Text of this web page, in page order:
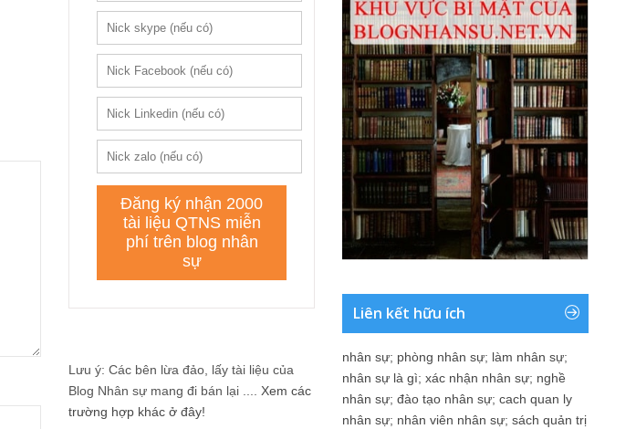
Lưu ý: Các bên lừa đảo, lấy tài liệu của
Blog Nhân sự mang đi bán lại .... Xem các
trường hợp khác ở đây!
Liên kết hữu ích
nhân sự; phòng nhân sự; làm nhân sự;
nhân sự là gì; xác nhận nhân sự; nghề
nhân sự; đào tạo nhân sự; cach quan ly
nhân sự; nhân viên nhân sự; sách quản trị